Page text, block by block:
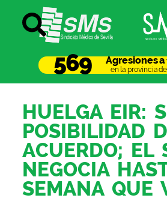
Agresiones
en la provincia
569
HUELGA EIR:
POSIBILIDAD
ACUERDO; EL
NEGOCIA
SEMANA QUE